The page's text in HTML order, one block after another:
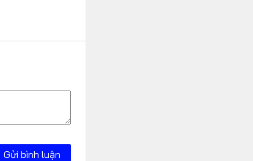
Gửi bình luận